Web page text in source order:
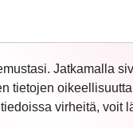
Jatkamalla
tietojen
virheitä, voit